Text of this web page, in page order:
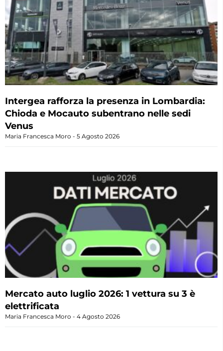
Intergea rafforza la presenza in Lombardia:
Chioda e Mocauto subentrano nelle sedi
Venus
Maria Francesca Moro 5 Agosto 2026
Mercato auto luglio 2026: 1 vettura su 3 è
elettrificata
Maria Francesca Moro 4 Agosto 2026